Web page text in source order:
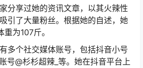
分享过她的资讯文章，以其火辣性
引了大量粉丝。根据她的自述，她
为107斤。
多个社交媒体账号，包括抖音小号
号@杉杉超辣_等。她在抖音平台上